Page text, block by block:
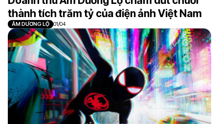
thành tích trăm tỷ của điện ảnh Việt Nam
ÂM DƯƠNG LỘ 01/04